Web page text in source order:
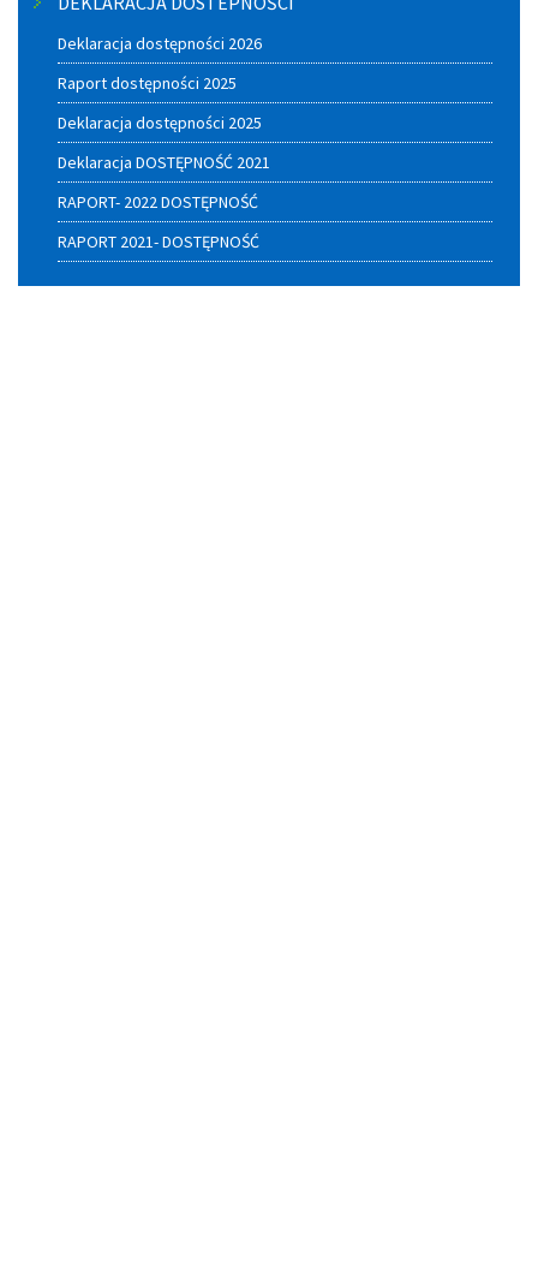
Deklaracja dostępności 2026
Raport dostępności 2025
Deklaracja dostępności 2025
Deklaracja DOSTĘPNOŚĆ 2021
RAPORT- 2022 DOSTĘPNOŚĆ
RAPORT 2021- DOSTĘPNOŚĆ